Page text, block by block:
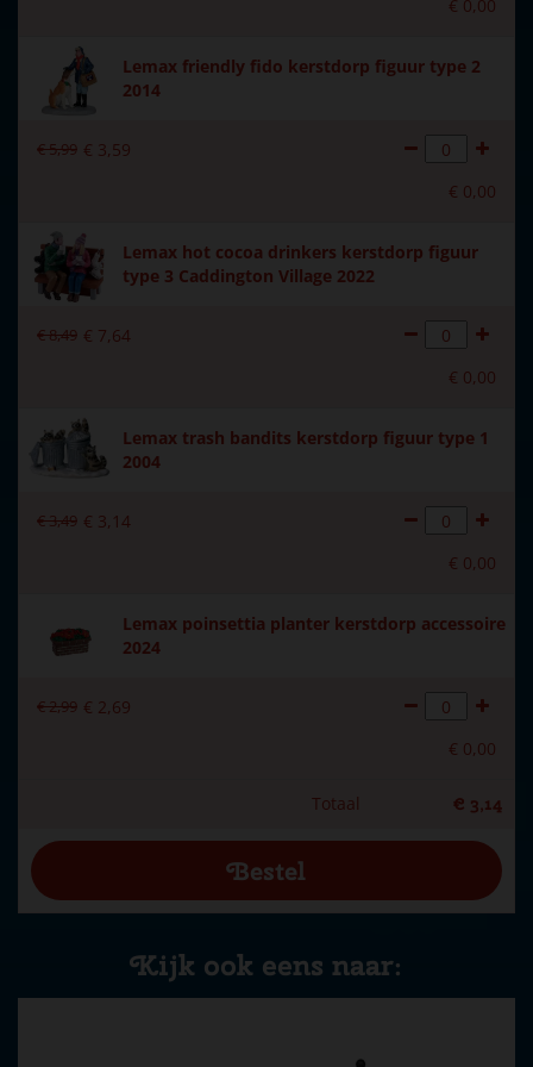
€ 0,00
Lemax friendly fido kerstdorp figuur type 2
2014
€5,99 € 3,59
€ 0,00
Lemax hot cocoa drinkers kerstdorp figuur
type 3 Caddington Village 2022
€8,49 € 7,64
€ 0,00
Lemax trash bandits kerstdorp figuur type 1
2004
€3,49 € 3, 14
€ 0,00
Lemax poinsettia planter kerstdorp accessoire
2024
€2,99 € 2,69
€ 0,00
Totaal € 3,14
Kijk ook eens naar: